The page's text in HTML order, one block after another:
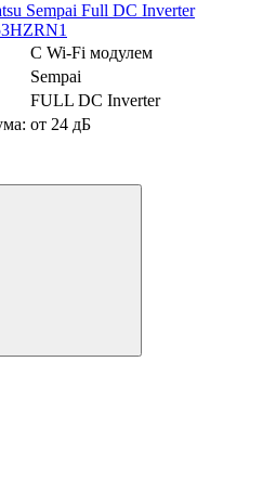
Sempai Full DC Inverter
С Wi-Fi модулем
Sempai
FULL DC Inverter
от 24 дБ